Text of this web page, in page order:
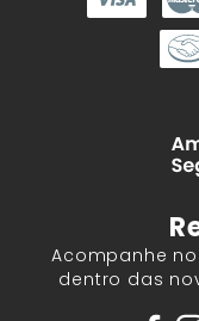
Acompanhe
dentro das